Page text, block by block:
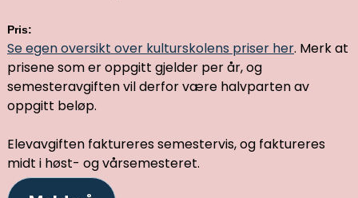
Pris:
Se egen oversikt over kulturskolens priser her. Merk at
prisene som er oppgitt gjelder per år, og
semesteravgiften vil derfor være halvparten av
oppgitt beløp.
Elevavgiften faktureres semestervis, og faktureres
midt i høst- og vårsemesteret.